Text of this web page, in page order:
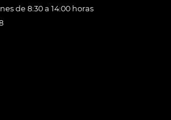
de 8:30 a 14:00 horas